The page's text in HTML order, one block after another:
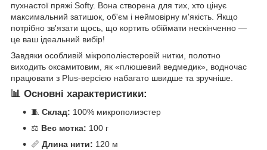
пухнастої пряжі Softy. Вона створена для тих, хто цінує
максимальний затишок, об'єм і неймовірну м'якість. Якщо
потрібно зв'язати щось, що кортить обіймати нескінченно —
це ваш ідеальний вибір!
Завдяки особливій мікрополіестеровій нитки, полотно
виходить оксамитовим, як «плюшевий ведмедик», водночас
працювати з Plus-версією набагато швидше та зручніше.
📊 Основні характеристики:
🧵 Склад: 100% микрополиэстер
⚖️ Вес мотка: 100 г
📏 Длина нити: 120 м